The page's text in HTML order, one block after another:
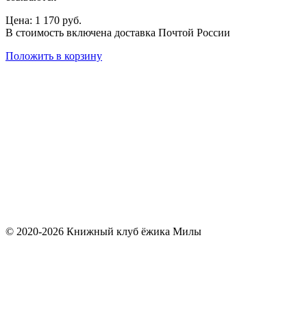
Цена: 1 170 руб.
В стоимость включена доставка Почтой России
Положить в корзину
© 2020-2026 Книжный клуб ёжика Милы